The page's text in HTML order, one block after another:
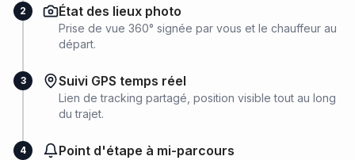
2 État des lieux photo
Prise de vue 360° signée par vous et le chauffeur au
départ.
3 Suivi GPS temps réel
Lien de tracking partagé, position visible tout au long
du trajet.
4 Point d'étape à mi-parcours